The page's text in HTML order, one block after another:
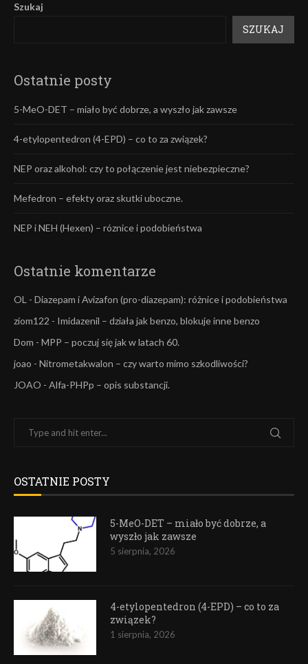
Szukaj
SZUKAJ
Ostatnie posty
5-MeO-DET – miało być dobrze, a wyszło jak zawsze
4-etylopentedron (4-EPD) – co to za związek?
NEP oraz alkohol: czy to połączenie jest niebezpieczne?
Mefedron – efekty oraz skutki uboczne.
NEP i NEH (Hexen) – róznice i podobieństwa
Ostatnie komentarze
OL - Diazepam i Avizafon (pro-diazepam): różnice i podobieństwa
ziom122 - Imidazenil – działa jak benzo, blokuje inne benzo
Dom - MPP – poczuj się jak w latach 60.
joao - Nitrometakwalon – czy warto mimo szkodliwości?
JOAO - Alfa-PHPp – opis substancji.
OSTATNIE POSTY
5-MeO-DET – miało być dobrze, a
wyszło jak zawsze
5 sierpnia, 2026
4-etylopentedron (4-EPD) – co to za
związek?
1 sierpnia, 2026